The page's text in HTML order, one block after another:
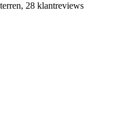
28 klantreviews